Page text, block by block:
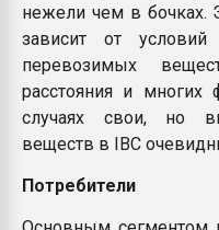
нежели чем в бочках.
зависит от условий
перевозимых
расстояния и многих
случаях свои, но
веществ в IBC
Потребители